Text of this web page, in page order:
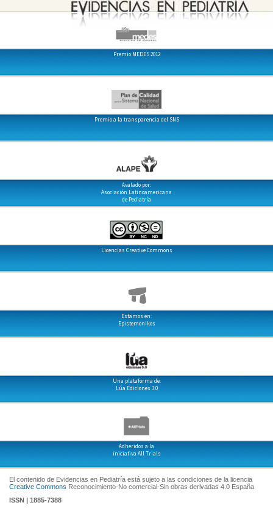
Premio MEDES 2012
Premio a la transparencia del SNS
Avalado por:
Asociación Latinoamericana
de Pediatría
Licencias Creative Commons
Estamos en:
Epistemonikos
Una plataforma de:
Lúa Ediciones 3.0
Adheridos a la
iniciativa All Trials
El contenido de Evidencias en Pediatría está sujeto a las condiciones de la licencia
Creative Commons Reconocimiento-No comercial-Sin obras derivadas 4.0 España
ISSN | 1885-7388